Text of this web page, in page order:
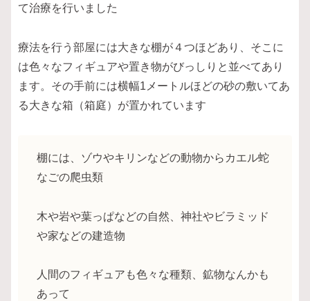
て治療を行いました
療法を行う部屋には大きな棚が４つほどあり、そこに
は色々なフィギュアや置き物がびっしりと並べてあり
ます。その手前には横幅1メートルほどの砂の敷いてあ
る大きな箱（箱庭）が置かれています
棚には、ゾウやキリンなどの動物からカエル蛇
なごの爬虫類
木や岩や葉っぱなどの自然、神社やビラミッド
や家などの建造物
人間のフィギュアも色々な種類、鉱物なんかも
あって